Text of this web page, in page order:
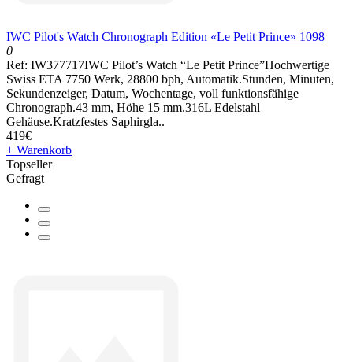
IWC Pilot's Watch Chronograph Edition «Le Petit Prince» 1098
0
Ref: IW377717IWC Pilot’s Watch “Le Petit Prince”Hochwertige
Swiss ETA 7750 Werk, 28800 bph, Automatik.Stunden, Minuten,
Sekundenzeiger, Datum, Wochentage, voll funktionsfähige
Chronograph.43 mm, Höhe 15 mm.316L Edelstahl
Gehäuse.Kratzfestes Saphirgla..
419€
+ Warenkorb
Topseller
Gefragt